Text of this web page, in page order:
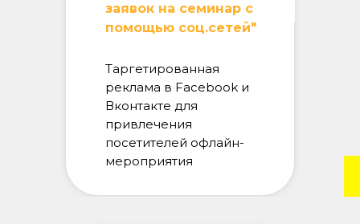
Таргетированная
реклама в Facebook и
Вконтакте для
привлечения
посетителей офлайн-
мероприятия
заявок на семинар с
помощью соц.сетей"